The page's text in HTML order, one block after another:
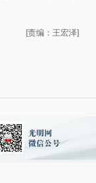
[责编：王宏泽]